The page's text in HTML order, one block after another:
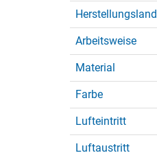
Herstellungsland
Arbeitsweise
Material
Farbe
Lufteintritt
Luftaustritt